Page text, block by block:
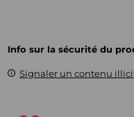
Info sur la sécurité du
Signaler un contenu